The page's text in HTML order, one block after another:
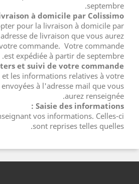
septembre.
à domicile par Colissimo :
pour la livraison à domicile par
de livraison que vous aurez
commande. Votre commande
est expédiée à partir de septembre.
et suivi de votre commande :
et les informations relatives à votre
à l'adresse mail que vous
aurez renseignée.
Saisie des informations :
vos informations. Celles-ci
sont reprises telles quelles.